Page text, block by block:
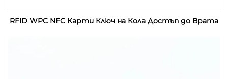
RFID WPC NFC Карти Ключ на Кола Достъп до Врата